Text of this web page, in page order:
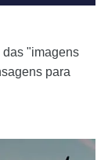
das "imagens
para